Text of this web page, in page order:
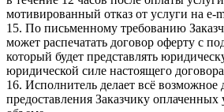
мотивированный отказ от услуги на e-
15. По письменному требованию
может распечатать договор оферту с
который будет представлять
юридической силе настоящего
16. Исполнитель делает всё возможное
предоставления Заказчику